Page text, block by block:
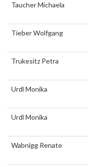
Taucher Michaela
Tieber Wolfgang
Trukesitz Petra
Urdl Monika
Urdl Monika
Wabnigg Renate